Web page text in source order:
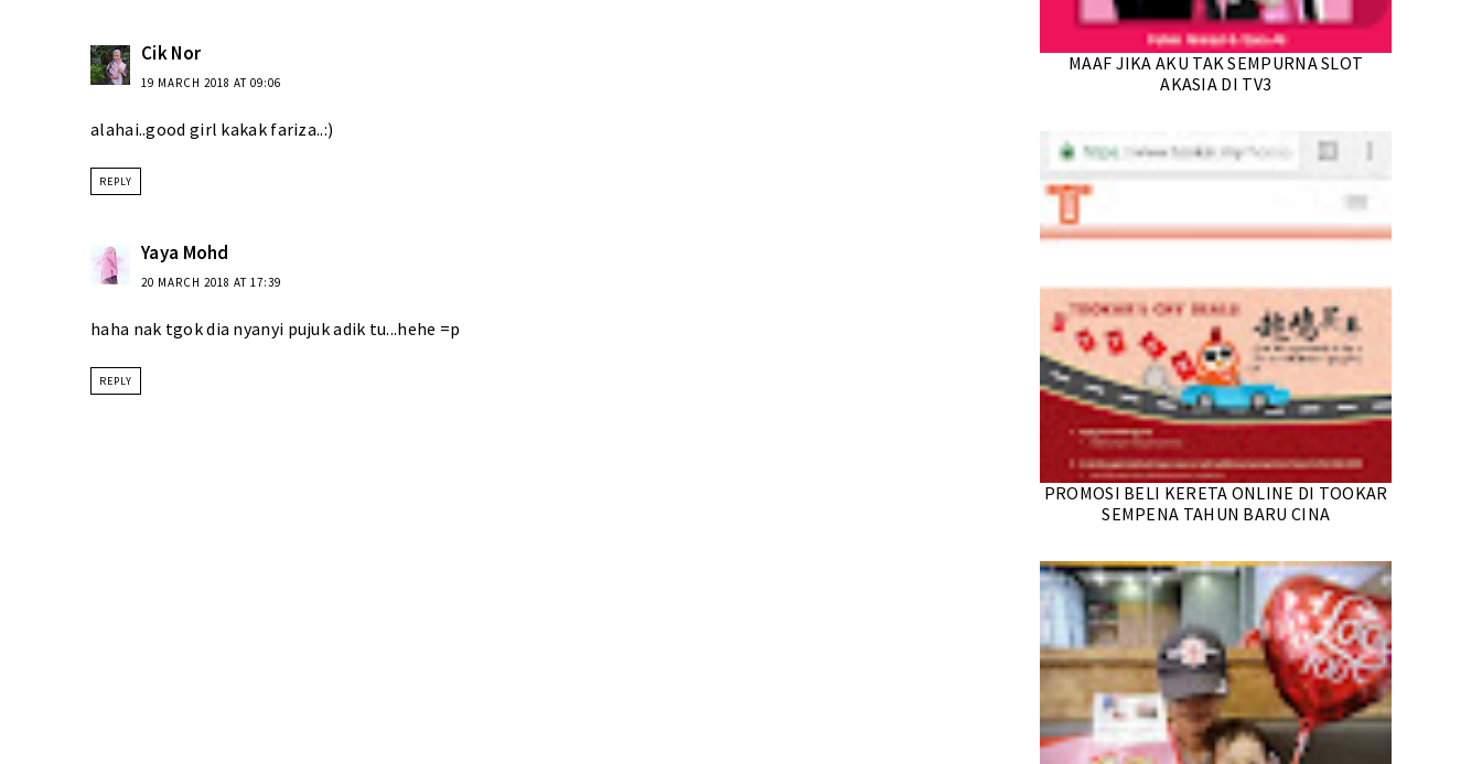
Cik Nor
19 MARCH 2018 AT 09:06
alahai..good girl kakak fariza..:)
REPLY
Yaya Mohd
20 MARCH 2018 AT 17:39
haha nak tgok dia nyanyi pujuk adik tu...hehe =p
REPLY
MAAF JIKA AKU TAK SEMPURNA SLOT
AKASIA DI TV3
PROMOSI BELI KERETA ONLINE DI TOOKAR
SEMPENA TAHUN BARU CINA